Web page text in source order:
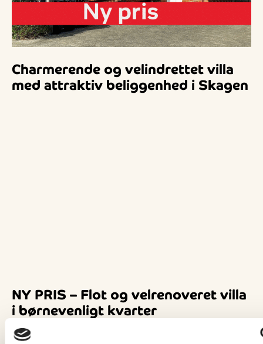
Charmerende og velindrettet villa
med attraktiv beliggenhed i Skagen
NY PRIS – Flot og velrenoveret villa
i børnevenligt kvarter